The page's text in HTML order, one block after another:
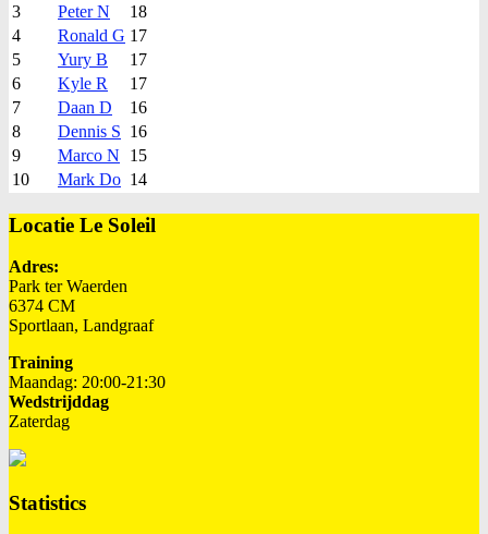
3
Peter N
18
4
Ronald G 17
5
Yury B
17
6
Kyle R
17
7
Daan D
16
8
Dennis S 16
9
Marco N
15
10
Mark Do 14
Locatie Le Soleil
Adres:
Park ter Waerden
6374 CM
Sportlaan, Landgraaf
Training
Maandag: 20:00-21:30
Wedstrijddag
Zaterdag
Statistics